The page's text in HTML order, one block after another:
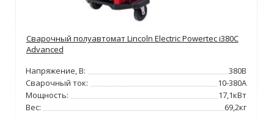
Сварочный полуавтомат Lincoln Electric Powertec i380C
Advanced
Напряжение, В:
380В
Сварочный ток:
10-380А
Мощность:
17,1кВт
Вес:
69,2кг